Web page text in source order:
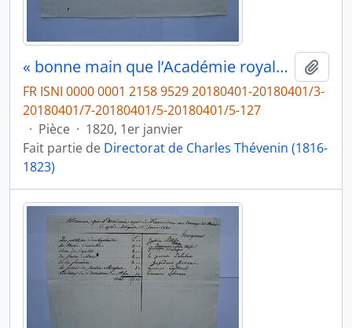
« bonne main que l’Académie royale de France donne aux Doméstiques ci après désignés 1er Janvier 1820 », de Charles Thévenin, fol. 422
FR ISNI 0000 0001 2158 9529 20180401-20180401/3-
20180401/7-20180401/5-20180401/5-127
· Pièce · 1820, 1er janvier
Fait partie de Directorat de Charles Thévenin (1816-
1823)